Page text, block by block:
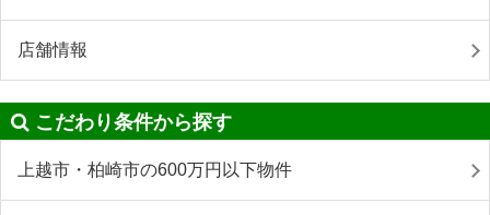
店舗情報
こだわり条件から探す
上越市・柏崎市の600万円以下物件